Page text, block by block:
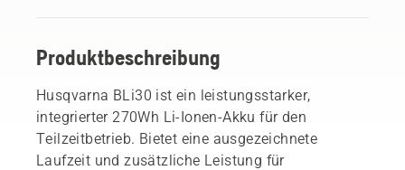
Produktbeschreibung
Husqvarna BLi30 ist ein leistungsstarker,
integrierter 270Wh Li-Ionen-Akku für den
Teilzeitbetrieb. Bietet eine ausgezeichnete
Laufzeit und zusätzliche Leistung für